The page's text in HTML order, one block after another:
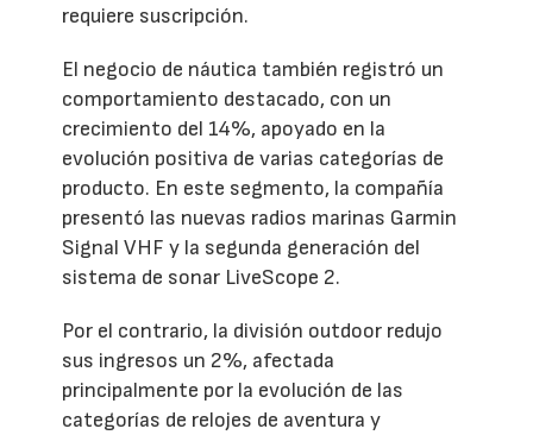
requiere suscripción.
El negocio de náutica también registró un
comportamiento destacado, con un
crecimiento del 14%, apoyado en la
evolución positiva de varias categorías de
producto. En este segmento, la compañía
presentó las nuevas radios marinas Garmin
Signal VHF y la segunda generación del
sistema de sonar LiveScope 2.
Por el contrario, la división outdoor redujo
sus ingresos un 2%, afectada
principalmente por la evolución de las
categorías de relojes de aventura y